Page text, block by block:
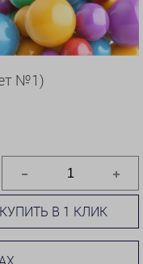
№1)
КУПИТЬ В 1 КЛИК